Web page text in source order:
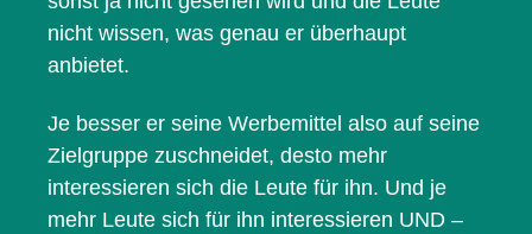
nicht wissen, was genau er überhaupt
anbietet.
Je besser er seine Werbemittel also auf seine
Zielgruppe zuschneidet, desto mehr
interessieren sich die Leute für ihn. Und je
mehr Leute sich für ihn interessieren UND –